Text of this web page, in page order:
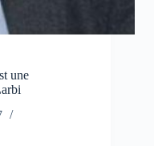
une